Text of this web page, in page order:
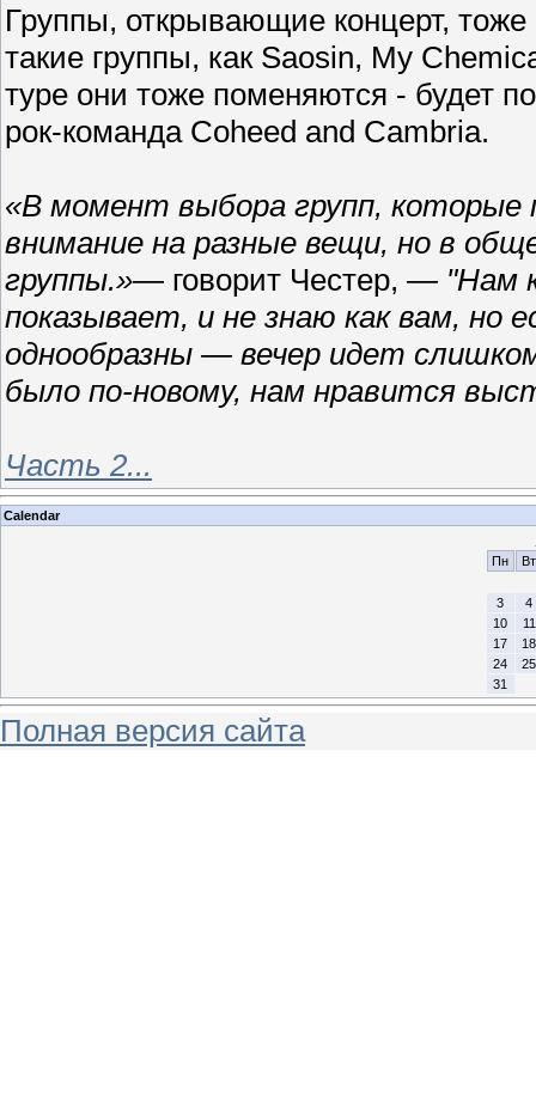
Группы, открывающие концерт,
такие группы, как Saosin, My
туре они тоже поменяются - будет
рок-команда Coheed and Cambria.
«В момент выбора групп,
внимание на разные вещи, но в
группы.»— говорит Честер, — "Нам
показывает, и не знаю как вам, но
однообразны — вечер идет
было по-новому, нам нравится
Часть 2...
Calendar
Пн
Вт
3
4
10
11
17
18
24
25
31
Полная версия сайта